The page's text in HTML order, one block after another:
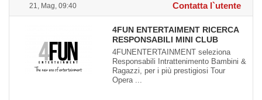
21, Mag, 09:40 Contatta l`utente
4FUN ENTERTAIMENT RICERCA
RESPONSABILI MINI CLUB
4FUNENTERTAINMENT seleziona
Responsabili Intrattenimento Bambini &
Ragazzi, per i più prestigiosi Tour
Opera ...